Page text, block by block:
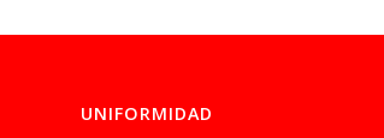
UNIFORMIDAD